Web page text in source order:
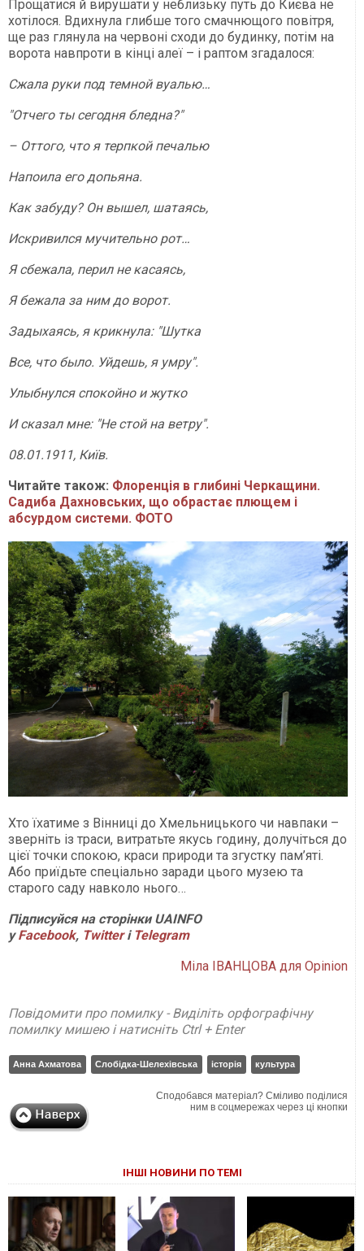
Прощатися й вирушати у неблизьку путь до Києва не
хотілося. Вдихнула глибше того смачнющого повітря,
ще раз глянула на червоні сходи до будинку, потім на
ворота навпроти в кінці алеї – і раптом згадалося:
Сжала руки под темной вуалью…
"Отчего ты сегодня бледна?"
– Оттого, что я терпкой печалью
Напоила его допьяна.
Как забуду? Он вышел, шатаясь,
Искривился мучительно рот…
Я сбежала, перил не касаясь,
Я бежала за ним до ворот.
Задыхаясь, я крикнула: "Шутка
Все, что было. Уйдешь, я умру".
Улыбнулся спокойно и жутко
И сказал мне: "Не стой на ветру".
08.01.1911, Київ.
Читайте також: Флоренція в глибині Черкащини.
Садиба Дахновських, що обрастає плющем і
абсурдом системи. ФОТО
Хто їхатиме з Вінниці до Хмельницького чи навпаки –
зверніть із траси, витратьте якусь годину, долучіться до
цієї точки спокою, краси природи та згустку пам’яті.
Або приїдьте спеціально заради цього музею та
старого саду навколо нього…
Підписуйся на сторінки UAINFO
уFacebook, Twitter і Telegram
Міла ІВАНЦОВА для Opinion
Повідомити про помилку - Виділіть орфографічну
помилку мишею і натисніть Ctrl + Enter
Анна Ахматова Слобідка-Шелехівська історія культура
Сподобався матеріал? Сміливо поділися
ним в соцмережах через ці кнопки
ІНШІ НОВИНИ ПО ТЕМІ